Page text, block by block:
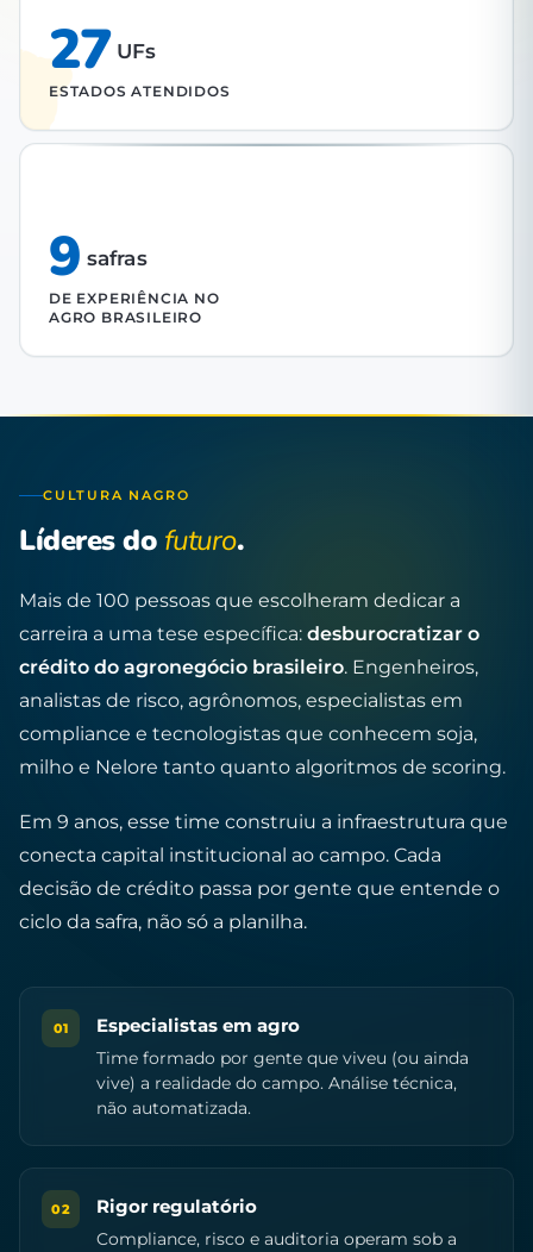
27 UFs
ESTADOS ATENDIDOS
9 safras
DE EXPERIÊNCIA NO
AGRO BRASILEIRO
CULTURA NAGRO
Líderes do futuro.
Mais de 100 pessoas que escolheram dedicar a
carreira a uma tese específica: desburocratizar o
crédito do agronegócio brasileiro. Engenheiros,
analistas de risco, agrônomos, especialistas em
compliance e tecnologistas que conhecem soja,
milho e Nelore tanto quanto algoritmos de scoring.
Em 9 anos, esse time construiu a infraestrutura que
conecta capital institucional ao campo. Cada
decisão de crédito passa por gente que entende o
ciclo da safra, não só a planilha.
01 Especialistas em agro
Time formado por gente que viveu (ou ainda
vive) a realidade do campo. Análise técnica,
não automatizada.
02 Rigor regulatório
Compliance, risco e auditoria operam sob a